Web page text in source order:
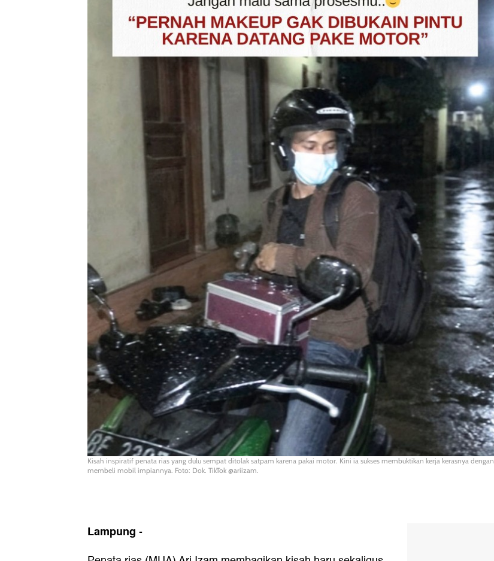
Kisah inspiratif penata rias yang dulu sempat ditolak satpam karena pakai motor. Kini ia sukses membuktikan kerja kerasnya dengan
membeli mobil impiannya. Foto: Dok. TikTok @ariizam.
Lampung -